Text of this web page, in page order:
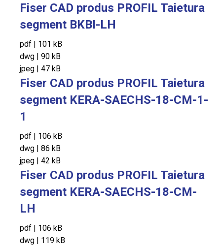
Fiser CAD produs PROFIL Taietura
segment BKBI-LH
pdf | 101 kB
dwg | 90 kB
jpeg | 47 kB
Fiser CAD produs PROFIL Taietura
segment KERA-SAECHS-18-CM-1-
1
pdf | 106 kB
dwg | 86 kB
jpeg | 42 kB
Fiser CAD produs PROFIL Taietura
segment KERA-SAECHS-18-CM-
LH
pdf | 106 kB
dwg | 119 kB